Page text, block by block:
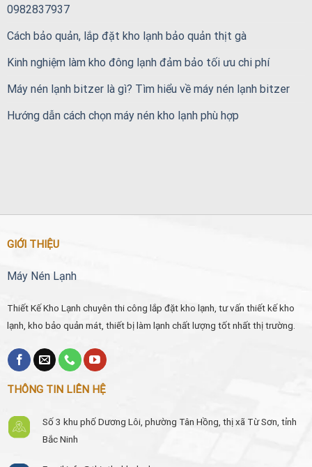
0982837937
Cách bảo quản, lắp đặt kho lạnh bảo quản thịt gà
Kinh nghiệm làm kho đông lạnh đảm bảo tối ưu chi phí
Máy nén lạnh bitzer là gì? Tìm hiểu về máy nén lạnh bitzer
Hướng dẫn cách chọn máy nén kho lạnh phù hợp
GIỚI THIỆU
Máy Nén Lạnh
Thiết Kế Kho Lạnh chuyên thi công lắp đặt kho lạnh, tư vấn thiết kế kho
lạnh, kho bảo quản mát, thiết bị làm lạnh chất lượng tốt nhất thị trường.
THÔNG TIN LIÊN HỆ
Số 3 khu phố Dương Lôi, phường Tân Hồng, thị xã Từ Sơn, tỉnh
Bắc Ninh